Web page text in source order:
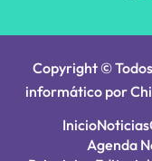
Copyright ©
informático por
InicioNoticias
Agenda